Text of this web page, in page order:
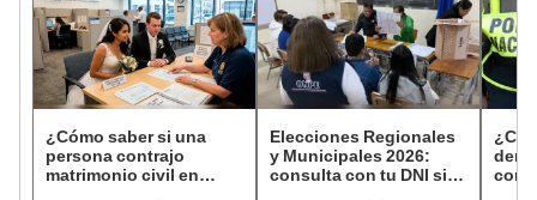
¿Cómo saber si una
persona contrajo
matrimonio civil en
Elecciones Regionales
y Municipales 2026:
consulta con tu DNI si
con